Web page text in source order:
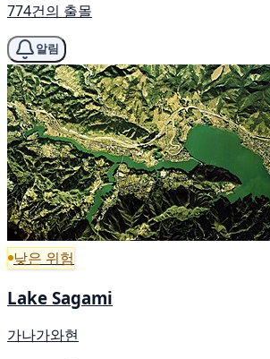
774건의 출몰
알림
낮은 위험
Lake Sagami
가나가와현